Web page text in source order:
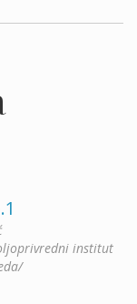
institut